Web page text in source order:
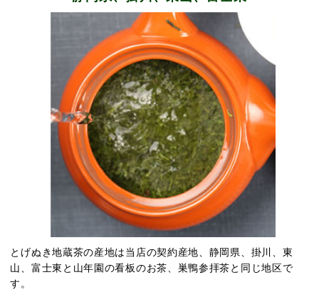
とげぬき地蔵茶の産地は当店の契約産地、静岡県、掛川、東
山、富士東と山年園の看板のお茶、巣鴨参拝茶と同じ地区で
す。